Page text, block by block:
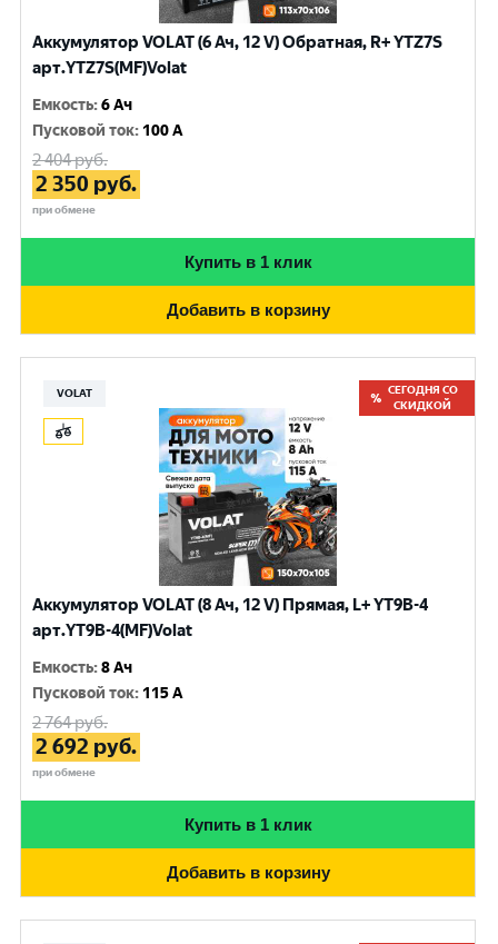
Аккумулятор VOLAT (6 Ач, 12 V) Обратная, R+ YTZ7S
арт.YTZ7S(MF)Volat
Емкость:6 Ач
Пусковой ток: 100 A
2 404руб.
2 350 руб.
при обмене
Купить в 1 клик
Добавить в корзину
VOLAT
СЕГОДНЯ СО
СКИДКОЙ
Аккумулятор VOLAT (8 Ач, 12 V) Прямая, L+ YT9B-4
арт.YT9B-4(MF)Volat
Емкость:8 Ач
Пусковой ток: 115 A
2 764руб.
2 692 руб.
при обмене
Купить в 1 клик
Добавить в корзину